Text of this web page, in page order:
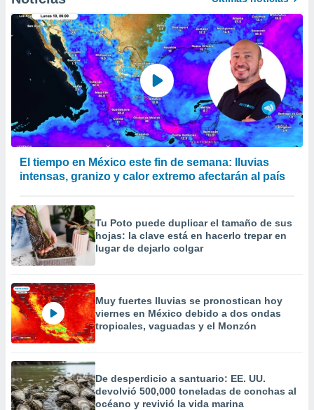
El tiempo en México este fin de semana: lluvias
intensas, granizo y calor extremo afectarán al país
Tu Poto puede duplicar el tamaño de sus
hojas: la clave está en hacerlo trepar en
lugar de dejarlo colgar
Muy fuertes lluvias se pronostican hoy
viernes en México debido a dos ondas
tropicales, vaguadas y el Monzón
De desperdicio a santuario: EE. UU.
devolvió 500,000 toneladas de conchas al
océano y revivió la vida marina